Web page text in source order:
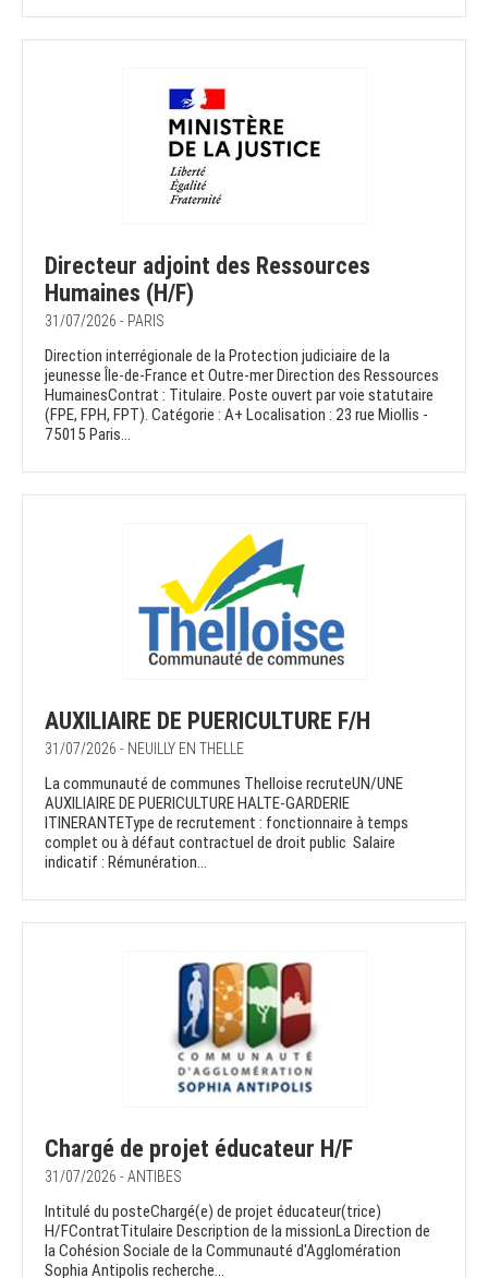
Directeur adjoint des Ressources
Humaines (H/F)
31/07/2026 - PARIS
Direction interrégionale de la Protection judiciaire de la
jeunesse Île-de-France et Outre-mer Direction des Ressources
HumainesContrat : Titulaire. Poste ouvert par voie statutaire
(FPE, FPH, FPT). Catégorie : A+ Localisation : 23 rue Miollis -
75015 Paris...
AUXILIAIRE DE PUERICULTURE F/H
31/07/2026 - NEUILLY EN THELLE
La communauté de communes Thelloise recruteUN/UNE
AUXILIAIRE DE PUERICULTURE HALTE-GARDERIE
ITINERANTEType de recrutement : fonctionnaire à temps
complet ou à défaut contractuel de droit public Salaire
indicatif : Rémunération...
Chargé de projet éducateur H/F
31/07/2026 - ANTIBES
Intitulé du posteChargé(e) de projet éducateur(trice)
H/FContratTitulaire Description de la missionLa Direction de
la Cohésion Sociale de la Communauté d'Agglomération
Sophia Antipolis recherche...